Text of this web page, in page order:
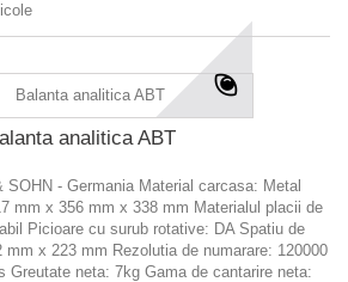
analitica ABT
SOHN - Germania Material carcasa: Metal
mm x 356 mm x 338 mm Materialul placii de
Picioare cu surub rotative: DA Spatiu de
x 223 mm Rezolutia de numarare: 120000
Greutate neta: 7kg Gama de cantarire neta: